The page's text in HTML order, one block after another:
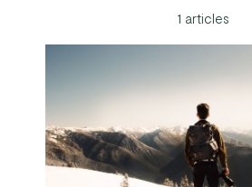
1 articles